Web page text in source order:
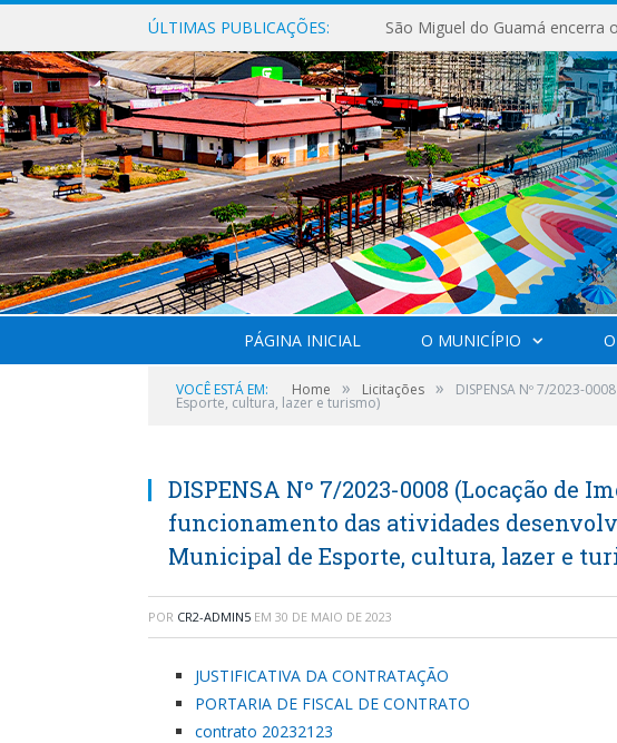
ÚLTIMAS PUBLICAÇÕES:
PÁGINA INICIAL O MUNICÍPIO
VOCÊ ESTÁ EM: Home » Licitações » DISPENSA Nº 7/2023-
Esporte, cultura, lazer e turismo)
DISPENSA Nº 7/2023-0008 (Locação de
funcionamento das atividades
Municipal de Esporte, cultura, lazer e
POR CR2-ADMIN5 EM 30 DE MAIO DE 2023
JUSTIFICATIVA DA CONTRATAÇÃO
PORTARIA DE FISCAL DE CONTRATO
contrato 20232123